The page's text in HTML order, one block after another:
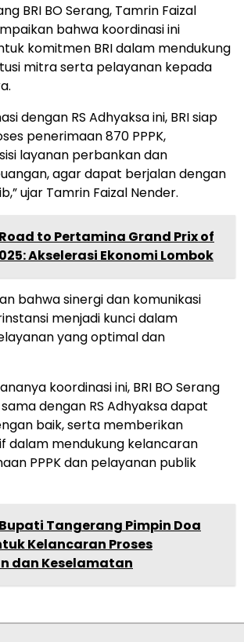
BRI BO Serang, Tamrin Faizal
bahwa koordinasi ini
komitmen BRI dalam mendukung
mitra serta pelayanan kepada
dengan RS Adhyaksa ini, BRI siap
penerimaan 870 PPPK,
layanan perbankan dan
agar dapat berjalan dengan
ujar Tamrin Faizal Nender.
Road to Pertamina Grand Prix of
Akselerasi Ekonomi Lombok
bahwa sinergi dan komunikasi
menjadi kunci dalam
yang optimal dan
koordinasi ini, BRI BO Serang
dengan RS Adhyaksa dapat
baik, serta memberikan
dalam mendukung kelancaran
PPPK dan pelayanan publik
Bupati Tangerang Pimpin Doa
Kelancaran Proses
dan Keselamatan